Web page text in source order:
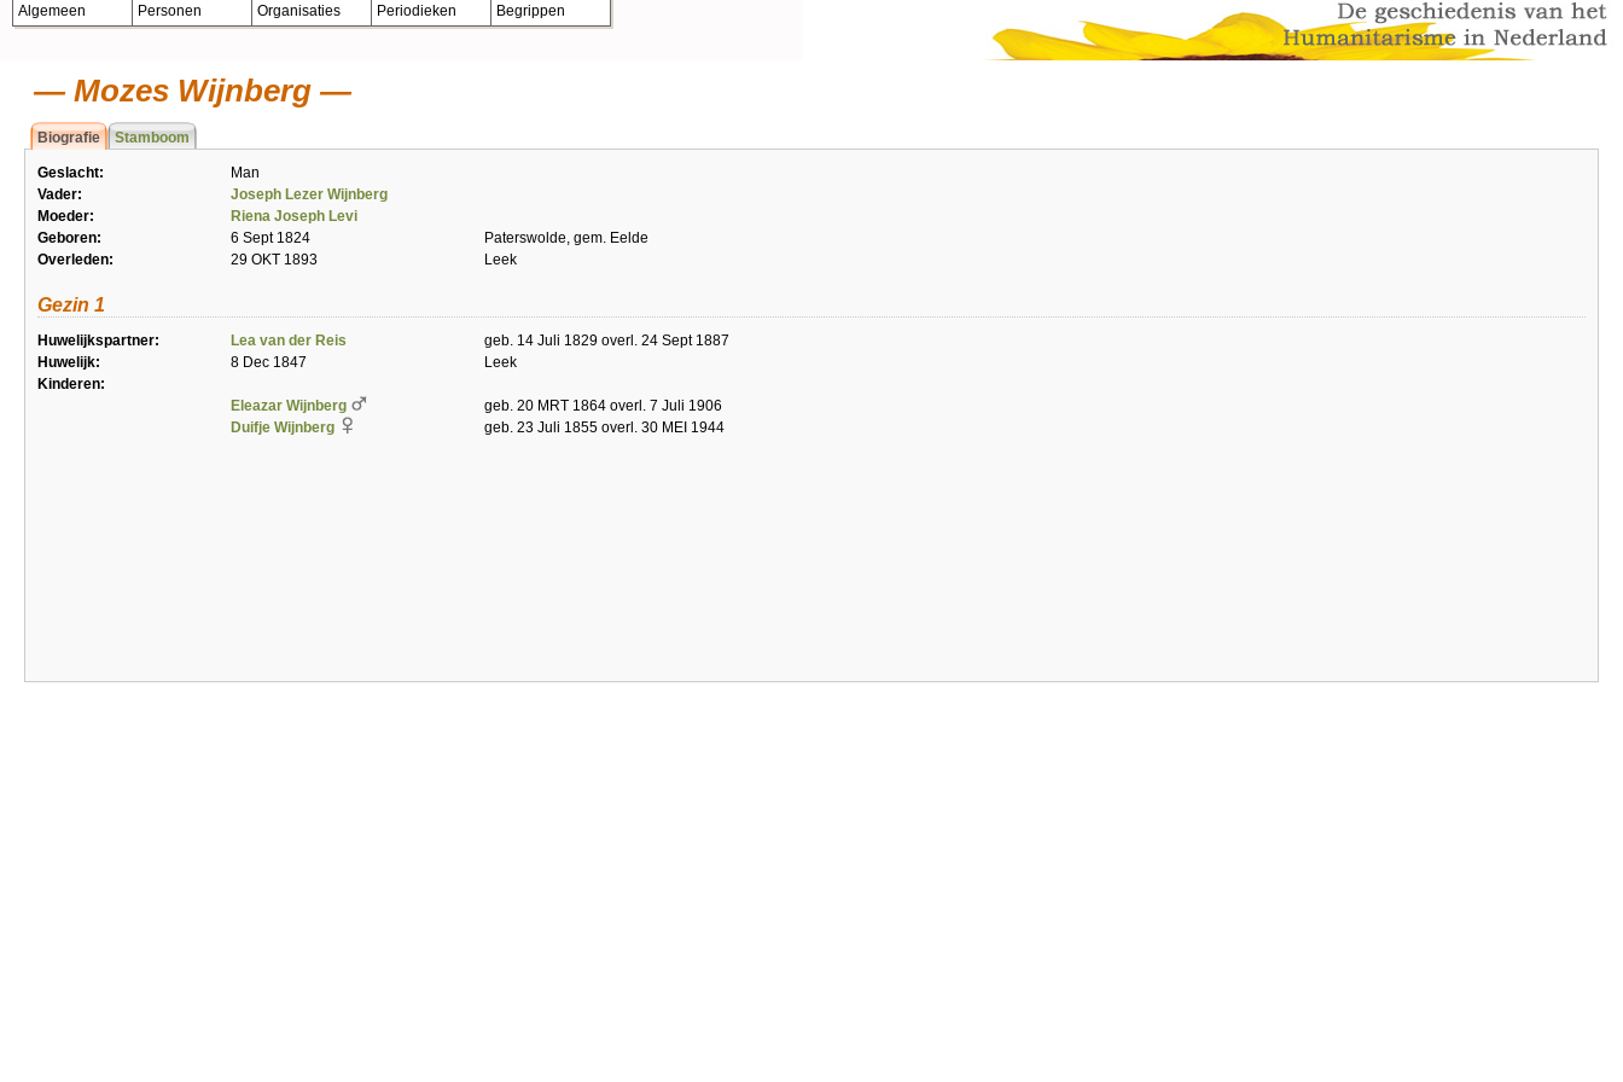
Algemeen Personen Organisaties Periodieken Begrippen
Mozes Wijnberg
Biografie Stamboom
Geslacht:
Man
Vader:
Joseph Lezer Wijnberg
Moeder:
Riena Joseph Levi
Geboren:
6 Sept 1824
Paterswolde, gem. Eelde
Overleden:
29 OKT 1893 Leek
Gezin 1
Huwelijkspartner: Lea van der Reis
geb. 14 Juli 1829 overl. 24 Sept 1887
Huwelijk:
8 Dec 1847
Leek
Kinderen:
Eleazar Wijnberg
geb. 20 MRT 1864 overl. 7 Juli 1906
Duifje Wijnberg
geb. 23 Juli 1855 overl. 30 MEI 1944